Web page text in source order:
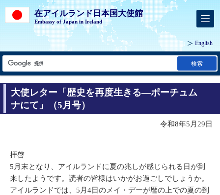
在アイルランド日本国大使館
Embassy of Japan in Ireland
English
検索
大使レター「歴史を再度生きる―ポーチュム
ナにて」（5月号）
令和8年5月29日
拝啓
5月末となり、アイルランドに夏の兆しが感じられる日が到
来したようです。読者の皆様はいかがお過ごしでしょうか。
アイルランドでは、5月4日のメイ・デーが暦の上での夏の到